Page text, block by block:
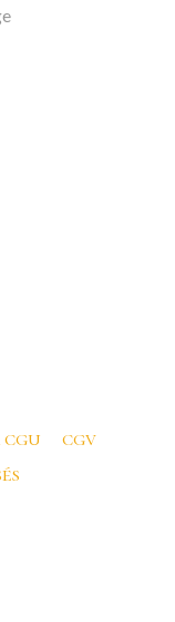
cgu
cgv